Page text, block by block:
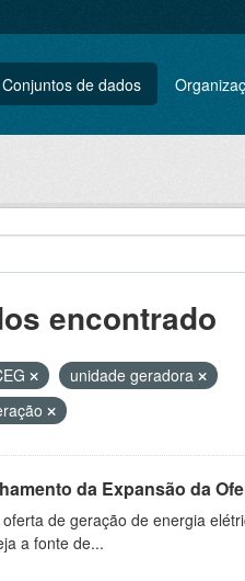
Conjuntos de dados
encontrado
unidade geradora
da Expansão da
de geração de energia
a fonte de...